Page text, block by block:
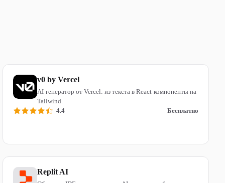
v0 by Vercel
AI-генератор от Vercel: из текста в React-компоненты на
Tailwind.
4.4
Бесплатно
Replit AI